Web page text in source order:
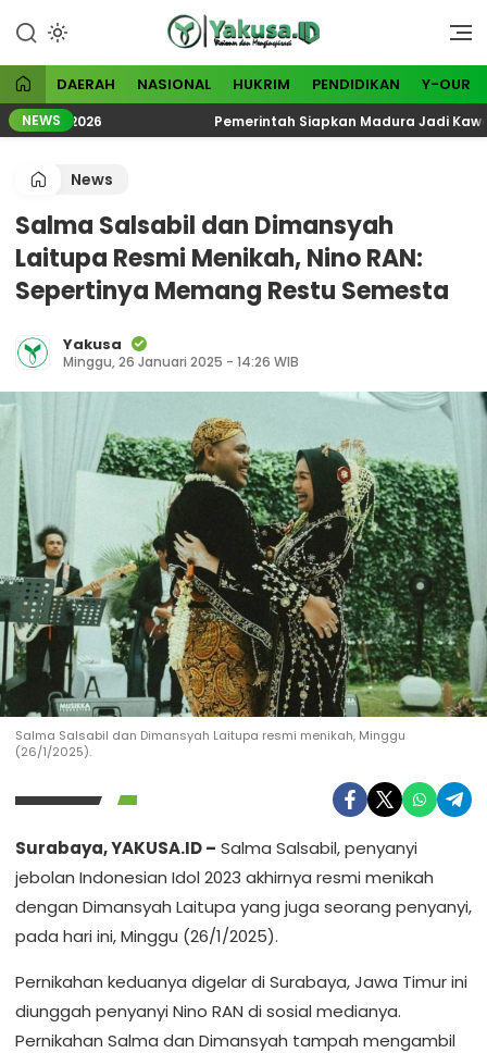
konten
Yakusa
Visioner dan Menginspirasi
DAERAH NASIONAL HUKRIM PENDIDIKAN Y-OUR
NEWS
2026 Pemerintah Siapkan Madura Jadi
News
Salma Salsabil dan Dimansyah
Laitupa Resmi Menikah, Nino RAN:
Sepertinya Memang Restu Semesta
Yakusa
Minggu, 26 Januari 2025 - 14:26 WIB
Salma Salsabil dan Dimansyah Laitupa resmi menikah, Minggu
(26/1/2025).
Surabaya, YAKUSA.ID – Salma Salsabil, penyanyi
jebolan Indonesian Idol 2023 akhirnya resmi menikah
dengan Dimansyah Laitupa yang juga seorang penyanyi,
pada hari ini, Minggu (26/1/2025).
Pernikahan keduanya digelar di Surabaya, Jawa Timur ini
diunggah penyanyi Nino RAN di sosial medianya.
Pernikahan Salma dan Dimansyah tampah mengambil